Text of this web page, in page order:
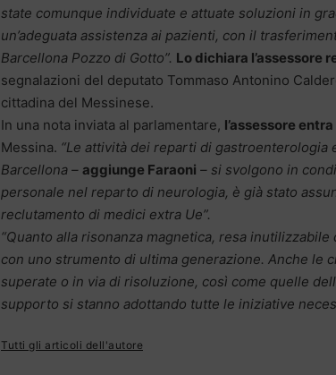
state comunque individuate e attuate soluzioni in
un’adeguata assistenza ai pazienti, con il
Barcellona Pozzo di Gotto”. Lo dichiara l’assessore
segnalazioni del deputato Tommaso Antonino
cittadina del Messinese.
In una nota inviata al parlamentare, l’assessore
Messina. “Le attività dei reparti di
Barcellona – aggiunge Faraoni – si svolgono in
personale nel reparto di neurologia, è già stato
reclutamento di medici extra Ue”.
“Quanto alla risonanza magnetica, resa
con uno strumento di ultima generazione. Anche
superate o in via di risoluzione, così come quelle
supporto si stanno adottando tutte le iniziative
Tutti gli articoli dell'autore